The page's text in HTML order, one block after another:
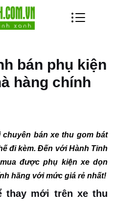
bán phụ kiện
hàng chính
bán xe thu gom bát
đi kèm. Đến với Hành Tinh
được phụ kiện xe dọn
hãng với mức giá rẻ nhất!
thay mới trên xe thu